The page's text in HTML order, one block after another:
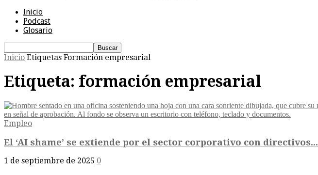
Inicio
Podcast
Glosario
Inicio Etiquetas Formación empresarial
Etiqueta: formación empresarial
Empleo
El ‘AI shame’ se extiende por el sector corporativo con directivos...
1 de septiembre de 2025 0